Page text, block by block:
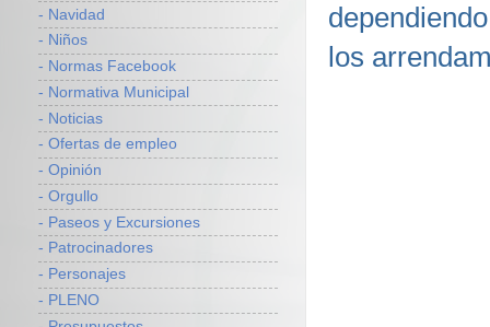
los
- Navidad
- Niños
- Normas Facebook
- Normativa Municipal
- Noticias
- Ofertas de empleo
- Opinión
- Orgullo
- Paseos y Excursiones
- Patrocinadores
- Personajes
- PLENO